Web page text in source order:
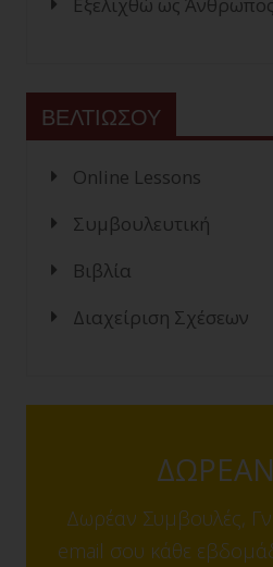
ΒΕΛΤΙΩΣΟΥ
Online Lessons
Συμβουλευτική
Βιβλία
Διαχείριση Σχέσεων
ΔΩΡΕΑΝ
Δωρέαν Συμβουλές,
email σου κάθε